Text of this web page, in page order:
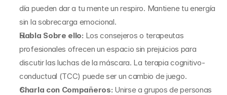
día pueden dar a tu mente un respiro. Mantiene tu energía
sin la sobrecarga emocional.
Habla Sobre ello: Los consejeros o terapeutas
profesionales ofrecen un espacio sin prejuicios para
discutir las luchas de la máscara. La terapia cognitivo-
conductual (TCC) puede ser un cambio de juego.
Charla con Compañeros: Unirse a grupos de personas